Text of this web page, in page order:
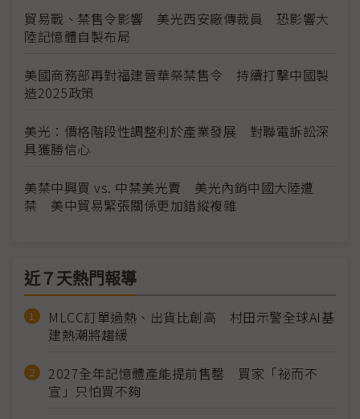
貿易戰、禁售令影響 美光西安廠傳裁員 恐影響大
陸記憶體自製布局
美國商務部再對福建晉華祭禁售令 持續打擊中國製
造2025政策
美光：價格階段性調整利於產業發展 對聯電訴訟深
具獲勝信心
美禁中興買 vs. 中禁美光賣 美光內銷中國大陸遭
禁 美中貿易緊張關係更加錯縱複雜
近７天熱門報導
MLCC訂單過熱、出貨比創高 村田示警全球AI基
建熱潮將趨緩
2027全年記憶體產能提前售罄 買家「祕而不
宣」只怕買不夠